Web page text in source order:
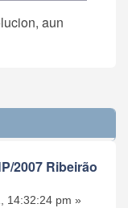
aun
2007 Ribeirão
14:32:24 pm »